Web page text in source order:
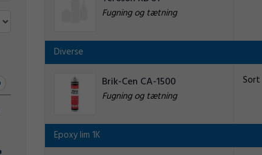
Fugning og tætning
Diverse
Brik-Cen CA-1500
Fugning og tætning
Sort
Epoxy lim 1K